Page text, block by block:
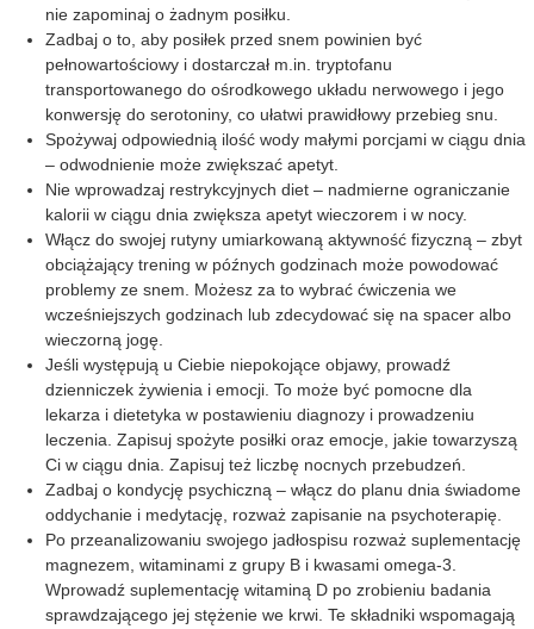
nie zapominaj o żadnym posiłku.
Zadbaj o to, aby posiłek przed snem powinien być
pełnowartościowy i dostarczał m.in. tryptofanu
transportowanego do ośrodkowego układu nerwowego i jego
konwersję do serotoniny, co ułatwi prawidłowy przebieg snu.
Spożywaj odpowiednią ilość wody małymi porcjami w ciągu dnia
– odwodnienie może zwiększać apetyt.
Nie wprowadzaj restrykcyjnych diet – nadmierne ograniczanie
kalorii w ciągu dnia zwiększa apetyt wieczorem i w nocy.
Włącz do swojej rutyny umiarkowaną aktywność fizyczną – zbyt
obciążający trening w późnych godzinach może powodować
problemy ze snem. Możesz za to wybrać ćwiczenia we
wcześniejszych godzinach lub zdecydować się na spacer albo
wieczorną jogę.
Jeśli występują u Ciebie niepokojące objawy, prowadź
dzienniczek żywienia i emocji. To może być pomocne dla
lekarza i dietetyka w postawieniu diagnozy i prowadzeniu
leczenia. Zapisuj spożyte posiłki oraz emocje, jakie towarzyszą
Ci w ciągu dnia. Zapisuj też liczbę nocnych przebudzeń.
Zadbaj o kondycję psychiczną – włącz do planu dnia świadome
oddychanie i medytację, rozważ zapisanie na psychoterapię.
Po przeanalizowaniu swojego jadłospisu rozważ suplementację
magnezem, witaminami z grupy B i kwasami omega-3.
Wprowadź suplementację witaminą D po zrobieniu badania
sprawdzającego jej stężenie we krwi. Te składniki wspomagają